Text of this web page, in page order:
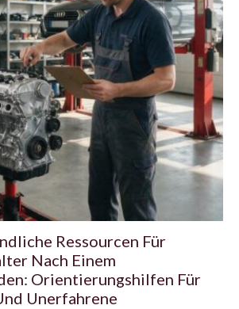
Ressourcen Für
Nach Einem
Orientierungshilfen Für
Unerfahrene